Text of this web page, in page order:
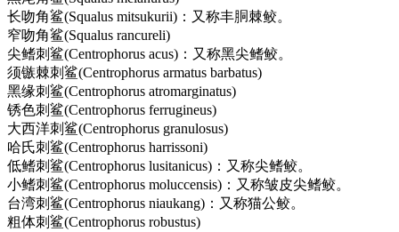
长吻角鲨(Squalus mitsukurii)：又称丰胴棘鲛。
窄吻角鲨(Squalus rancureli)
尖鳍刺鲨(Centrophorus acus)：又称黑尖鳍鲛。
须镞棘刺鲨(Centrophorus armatus barbatus)
黑缘刺鲨(Centrophorus atromarginatus)
锈色刺鲨(Centrophorus ferrugineus)
大西洋刺鲨(Centrophorus granulosus)
哈氏刺鲨(Centrophorus harrissoni)
低鳍刺鲨(Centrophorus lusitanicus)：又称尖鳍鲛。
小鳍刺鲨(Centrophorus moluccensis)：又称皱皮尖鳍鲛。
台湾刺鲨(Centrophorus niaukang)：又称猫公鲛。
粗体刺鲨(Centrophorus robustus)